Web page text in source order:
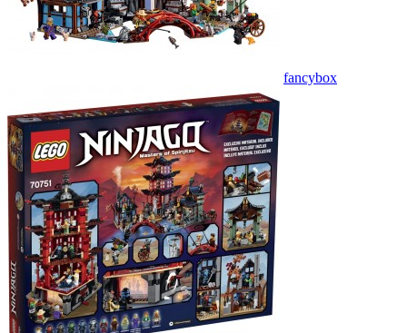
fancybox